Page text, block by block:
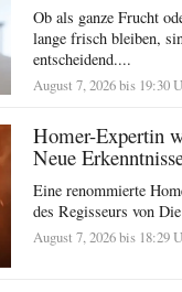
Ob als ganze Frucht
lange frisch bleiben,
entscheidend....
August 7, 2026 bis 19:30
Homer-Expertin
Neue
Eine renommierte
des Regisseurs von
August 7, 2026 bis 18:29